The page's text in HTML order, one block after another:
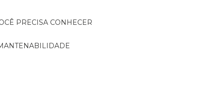
PRECISA CONHECER